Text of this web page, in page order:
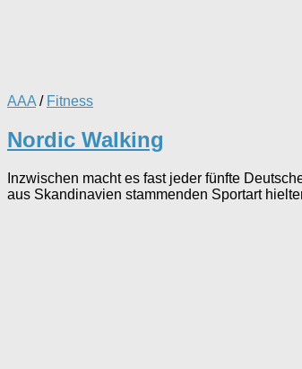
AAA / Fitness
Nordic Walking
Inzwischen macht es fast jeder fünfte
aus Skandinavien stammenden Sportart